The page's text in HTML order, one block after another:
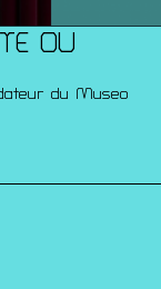
OU
du Museo